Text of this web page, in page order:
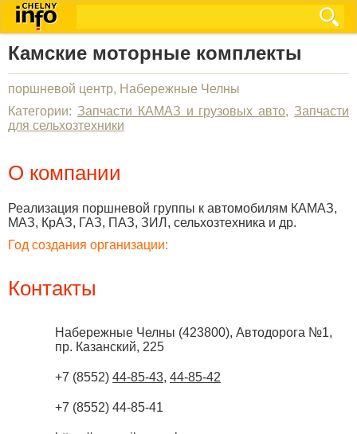
Камские моторные комплекты
поршневой центр, Набережные Челны
Категории: Запчасти КАМАЗ и грузовых авто, Запчасти
для сельхозтехники
О компании
Реализация поршневой группы к автомобилям КАМАЗ,
МАЗ, КрАЗ, ГАЗ, ПАЗ, ЗИЛ, сельхозтехника и др.
Год создания организации:
Контакты
Набережные Челны (423800), Автодорога №1,
пр. Казанский, 225
+7 (8552) 44-85-43, 44-85-42
+7 (8552) 44-85-41